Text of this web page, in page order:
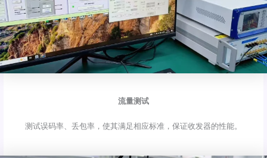
流量测试
测试误码率、丢包率，使其满足相应标准，保证收发器的性能。